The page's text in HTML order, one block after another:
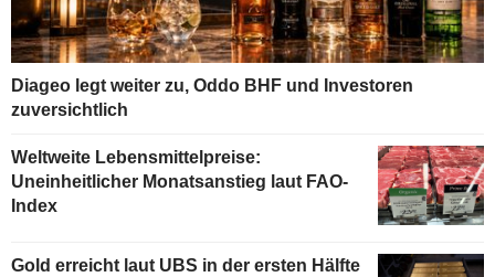
Diageo legt weiter zu, Oddo BHF und Investoren
zuversichtlich
Weltweite Lebensmittelpreise:
Uneinheitlicher Monatsanstieg laut FAO-
Index
Gold erreicht laut UBS in der ersten Hälfte